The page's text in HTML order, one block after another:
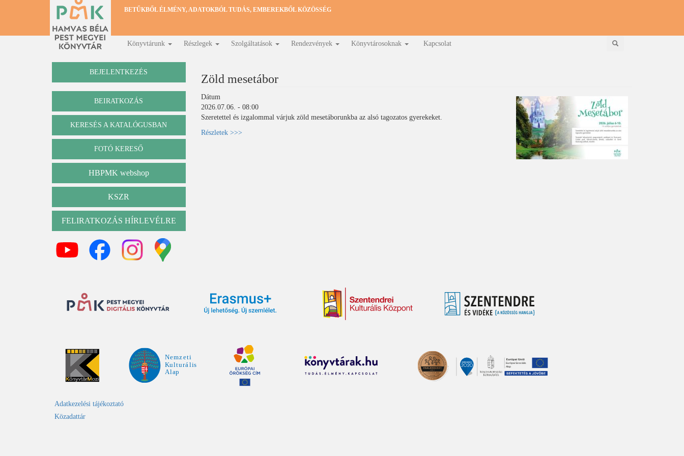
BETŰKBŐL ÉLMÉNY, ADATOKBÓL TUDÁS, EMBEREKBŐL KÖZÖSSÉG
Fő
navigáció
Könyvtárunk Részlegek Szolgáltatások Rendezvények Könyvtárosoknak Kapcsolat Keresés
BEJELENTKEZÉS
BEIRATKOZÁS
Katalógus
KERESÉS A KATALÓGUSBAN
FOTÓ KERESŐ
HBPMK webshop
KSZR
FELIRATKOZÁS HÍRLEVÉLRE
Zöld mesetábor
Dátum
2026.07.06. - 08:00
Szeretettel és izgalommal várjuk zöld mesetáborunkba az alsó tagozatos gyerekeket.
Részletek >>>
Adatkezelési tájékoztató
Közadattár